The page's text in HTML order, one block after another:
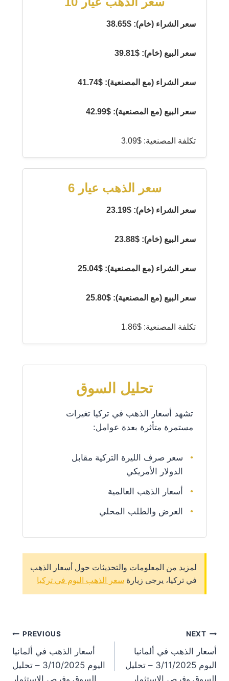
سعر الشراء (خام): $38.65
سعر البيع (خام): $39.81
سعر الشراء (مع المصنعية): $41.74
سعر البيع (مع المصنعية): $42.99
تكلفة المصنعية: $3.09
سعر الذهب عيار 6
سعر الشراء (خام): $23.19
سعر البيع (خام): $23.88
سعر الشراء (مع المصنعية): $25.04
سعر البيع (مع المصنعية): $25.80
تكلفة المصنعية: $1.86
تحليل السوق
تشهد أسعار الذهب في تركيا تغيرات
مستمرة متأثرة بعدة عوامل:
سعر صرف الليرة التركية مقابل
الدولار الأمريكي
أسعار الذهب العالمية
العرض والطلب المحلي
لمزيد من المعلومات والتحديثات حول أسعار الذهب
في تركيا، يرجى زيارة سعر الذهب اليوم في تركيا
PREVIOUS
أسعار الذهب في ألمانيا
اليوم 3/10/2025 – تحليل
NEXT
أسعار الذهب في ألمانيا
اليوم 3/11/2025 – تحليل